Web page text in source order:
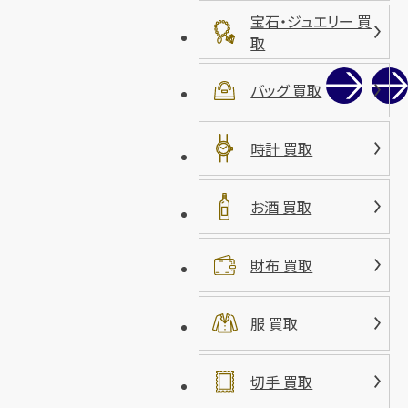
宝石・ジュエリー 買
取
バッグ 買取
時計 買取
お酒 買取
財布 買取
服 買取
切手 買取